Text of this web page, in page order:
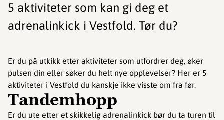
5 aktiviteter som kan gi deg et
adrenalinkick i Vestfold. Tør du?
Er du på utkikk etter aktiviteter som utfordrer deg, øker
pulsen din eller søker du helt nye opplevelser? Her er 5
aktiviteter i Vestfold du kanskje ikke visste om fra før.
Tandemhopp
Er du ute etter et skikkelig adrenalinkick bør du ta turen til